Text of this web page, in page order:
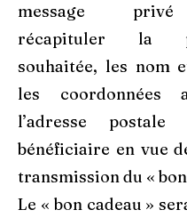
message
récapituler la
souhaitée, les nom
les coordonnées
l’adresse
bénéficiaire en vue
transmission du «
Le « bon cadeau »